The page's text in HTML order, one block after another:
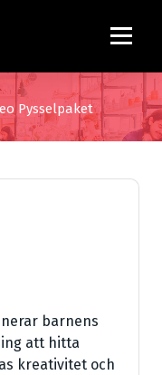
Pysselpaket
barnens
att hitta
kreativitet och